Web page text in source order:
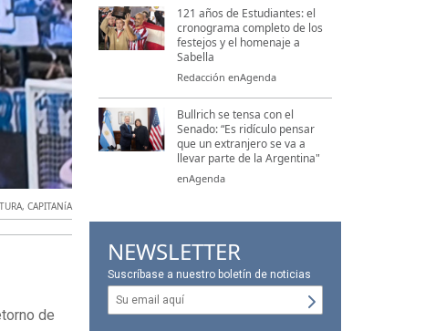
,CAPITANíA
de
121 años de Estudiantes: el
cronograma completo de los
festejos y el homenaje a
Sabella
Redacción enAgenda
Bullrich se tensa con el
Senado: “Es ridículo pensar
que un extranjero se va a
llevar parte de la Argentina"
enAgenda
NEWSLETTER
Suscríbase a nuestro boletín de noticias